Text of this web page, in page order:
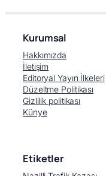
Kurumsal
Hakkımızda
İletişim
Editoryal Yayın İlkeleri
Düzeltme Politikası
Gizlilik politikası
Künye
Etiketler